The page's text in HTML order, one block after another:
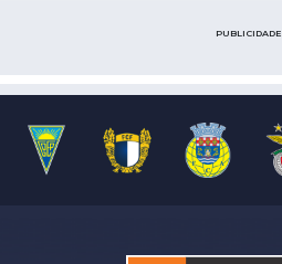
PUBLICIDADE